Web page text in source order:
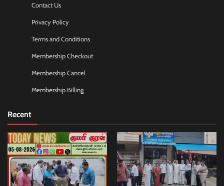
Contact Us
Privacy Policy
Terms and Conditions
Membership Checkout
Membership Cancel
Membership Billing
Recent